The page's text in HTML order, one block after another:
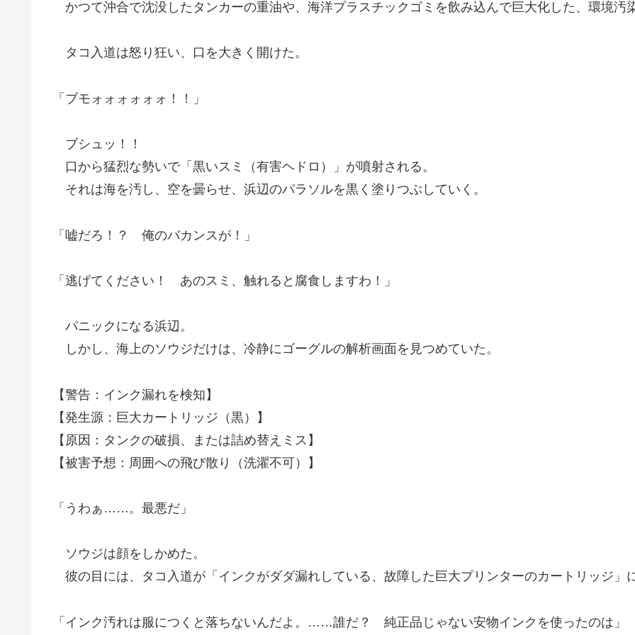
かつて沖合で沈没したタンカーの重油や、海洋プラスチックゴミを飲み込んで巨大化した、環境汚
タコ入道は怒り狂い、口を大きく開けた。
「ブモォォォォォォ！！」
ブシュッ！！
口から猛烈な勢いで「黒いスミ（有害ヘドロ）」が噴射される。
それは海を汚し、空を曇らせ、浜辺のパラソルを黒く塗りつぶしていく。
「嘘だろ！？ 俺のバカンスが！」
「逃げてください！ あのスミ、触れると腐食しますわ！」
パニックになる浜辺。
しかし、海上のソウジだけは、冷静にゴーグルの解析画面を見つめていた。
【警告：インク漏れを検知】
【発生源：巨大カートリッジ（黒）】
【原因：タンクの破損、または詰め替えミス】
【被害予想：周囲への飛び散り（洗濯不可）】
「うわぁ……。最悪だ」
ソウジは顔をしかめた。
彼の目には、タコ入道が「インクがダダ漏れしている、故障した巨大プリンターのカートリッジ」
「インク汚れは服につくと落ちないんだよ。……誰だ？ 純正品じゃない安物インクを使ったのは」